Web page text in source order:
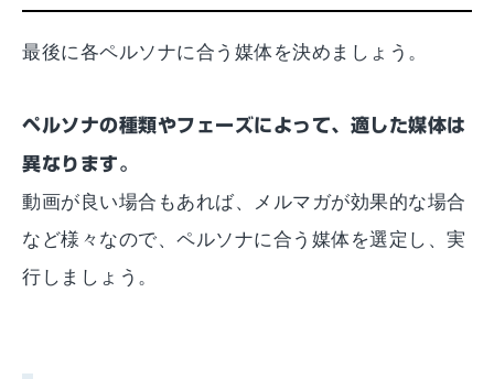
最後に各ペルソナに合う媒体を決めましょう。
ペルソナの種類やフェーズによって、適した媒体は
異なります。
動画が良い場合もあれば、メルマガが効果的な場合
など様々なので、ペルソナに合う媒体を選定し、実
行しましょう。